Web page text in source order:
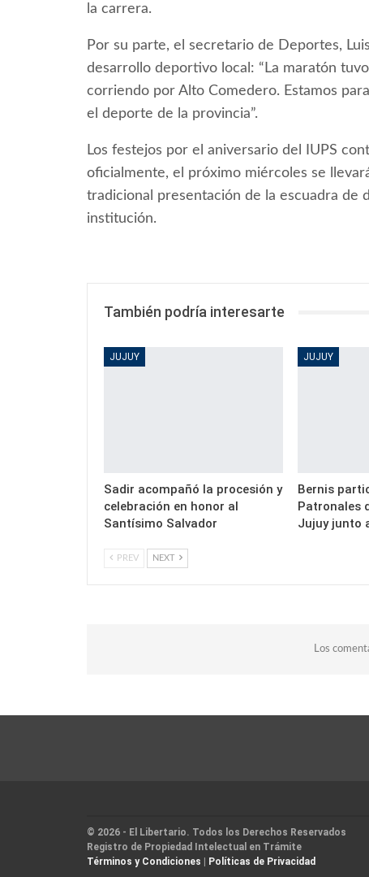
la carrera.
Por su parte, el secretario de Deportes,
desarrollo deportivo local: “La maratón
corriendo por Alto Comedero. Estamos
el deporte de la provincia”.
Los festejos por el aniversario del IUPS
oficialmente, el próximo miércoles se
tradicional presentación de la escuadra de
institución.
También podría interesarte
JUJUY
Sadir acompañó la procesión y
celebración en honor al
Santísimo Salvador
JUJUY
Bernis
Patronales
Jujuy junto
PREV NEXT
Los
© 2026 - El Libertario. Todos los Derechos Reservados
Registro de Propiedad Intelectual en Trámite
Términos y Condiciones
Políticas de Privacidad